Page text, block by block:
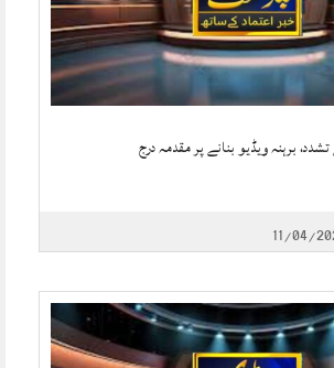
برہنہ ویڈیو بنانے پر مقدمہ درج
11/04/